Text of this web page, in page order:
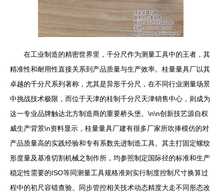
在工业制造的精密世界里，千分尺作为测量工具中的王者，其
精准性和耐用性直接关系到产品质量与生产效率。桂量量具厂以其
卓越的千分尺系列著称，尤其是异形千分尺，在不同行业测量场景
中挑战技术极限，而位于天津的桂制千分尺天津销售中心，则成为
这一专业品牌触达北方制造商的重要桥头堡。\n\n创新技艺源自权
威生产背景\n资料显示，桂量量具厂建有很多厂家所吹捧模仿的对
产品质量高的实践经验和专有系数先进制造工具。其主打固定螺纹
形度量及基准切割机械之制作所，均参照制定国际径的标准和生产
稳定性需要的ISO等同测量工具规格准则实行制度控制尺寸换算过
程中的初尺容错查验。同步管控相关技术动态精度大走不同形态改